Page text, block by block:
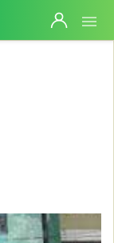
信義房屋陽明店